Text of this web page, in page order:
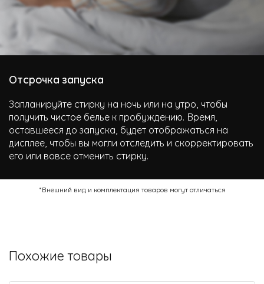
Отсрочка запуска
Запланируйте стирку на ночь или на утро, чтобы
получить чистое белье к пробуждению. Время,
оставшееся до запуска, будет отображаться на
дисплее, чтобы вы могли отследить и скорректировать
его или вовсе отменить стирку.
*Внешний вид и комплектация товаров могут отличаться
Похожие товары